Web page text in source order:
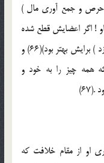
حرص و جمع آوري مال )
! اگر اعضايش قطع شده
و به قتل رسيده بود ( به اين فساد ها دامن نمي زد ) برايش بهتر بود)(66) و
همه چيز را به خود و
او از مقام خلافت كه